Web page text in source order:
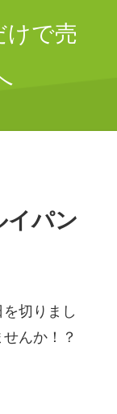
で売
イパン
切りまし
んか！？